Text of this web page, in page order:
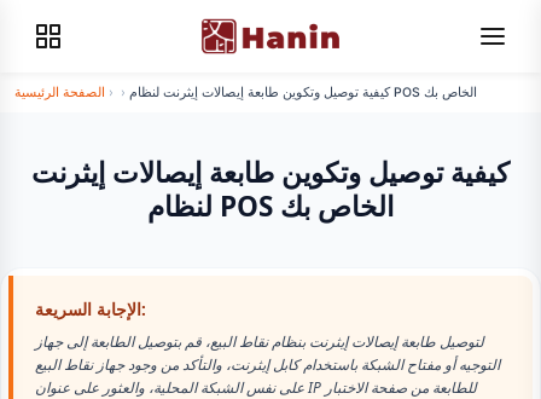
الصفحة الرئيسية › › كيفية توصيل وتكوين طابعة إيصالات إيثرنت لنظام POS الخاص بك
كيفية توصيل وتكوين طابعة إيصالات إيثرنت
لنظام POS الخاص بك
الإجابة السريعة:
لتوصيل طابعة إيصالات إيثرنت بنظام نقاط البيع، قم بتوصيل الطابعة إلى جهاز
التوجيه أو مفتاح الشبكة باستخدام كابل إيثرنت، والتأكد من وجود جهاز نقاط البيع
على نفس الشبكة المحلية، والعثور على عنوان IP للطابعة من صفحة الاختبار